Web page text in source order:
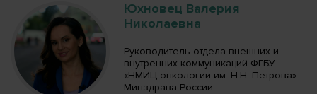
Юхновец Валерия
Николаевна
Руководитель отдела внешних и
внутренних коммуникаций ФГБУ
«НМИЦ онкологии им. Н.Н. Петрова»
Минздрава России